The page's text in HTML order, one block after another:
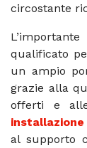
circostante
qualificato
un ampio
grazie alla
offerti e
al supporto